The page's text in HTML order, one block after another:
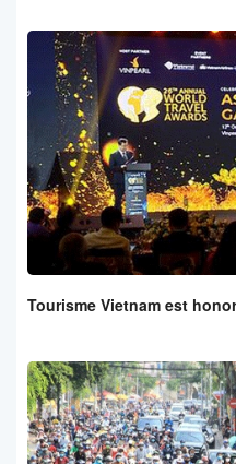
Tourisme Vietnam est